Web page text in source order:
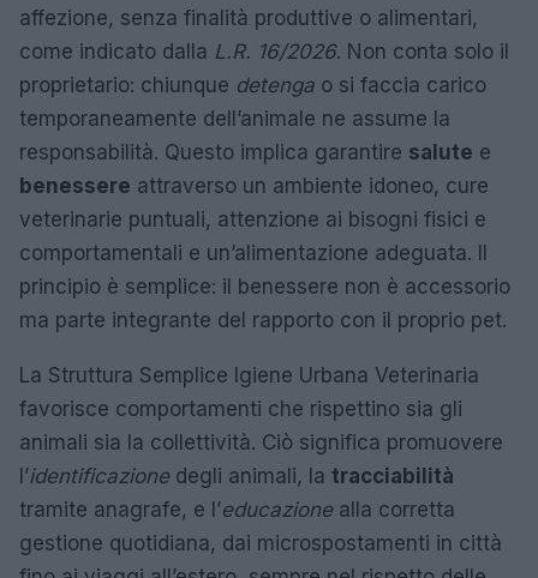
affezione, senza finalità produttive o alimentari,
come indicato dalla L.R. 16/2026. Non conta solo il
proprietario: chiunque detenga o si faccia carico
temporaneamente dell’animale ne assume la
responsabilità. Questo implica garantire salute e
benessere attraverso un ambiente idoneo, cure
veterinarie puntuali, attenzione ai bisogni fisici e
comportamentali e un’alimentazione adeguata. Il
principio è semplice: il benessere non è accessorio
ma parte integrante del rapporto con il proprio pet.
La Struttura Semplice Igiene Urbana Veterinaria
favorisce comportamenti che rispettino sia gli
animali sia la collettività. Ciò significa promuovere
l’identificazionedegli animali, la tracciabilità
tramite anagrafe, e l’educazionealla corretta
gestione quotidiana, dai microspostamenti in città